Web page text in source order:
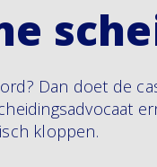
Dan doet de
kloppen.